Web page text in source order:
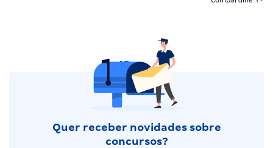
Quer receber novidades sobre
concursos?